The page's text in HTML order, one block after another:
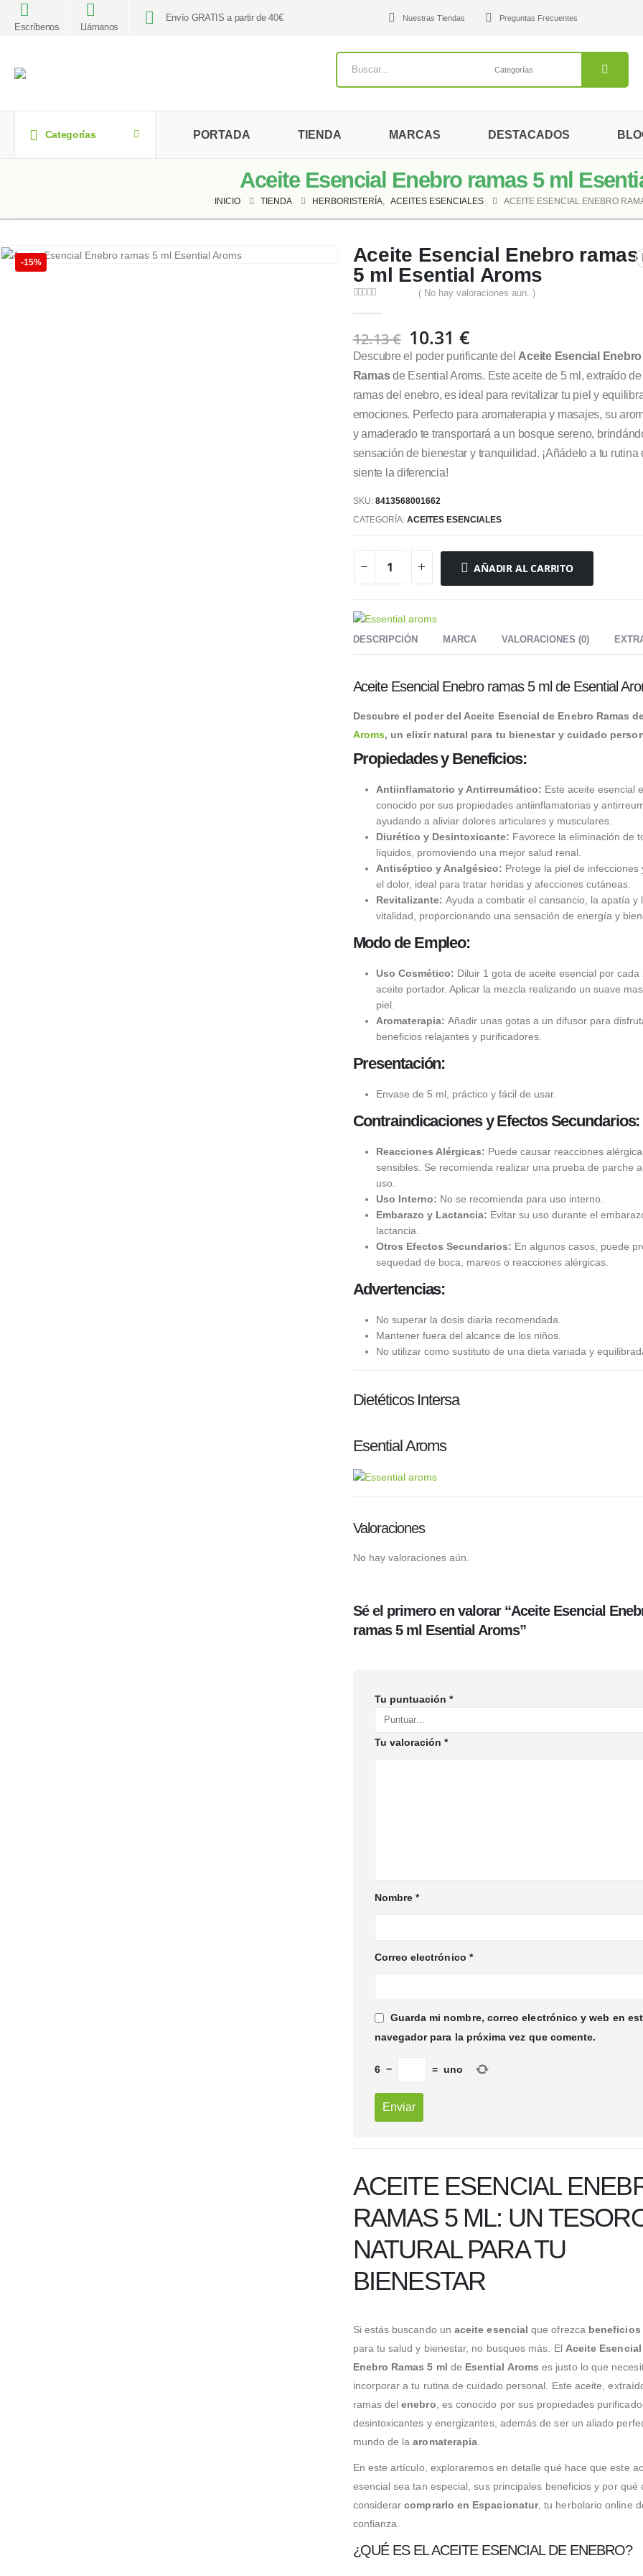
Escríbenos Llámanos
Envío GRATIS a partir de 40€ Nuestras Tiendas Preguntas Frecuentes
Categorías PORTADA TIENDA MARCAS DESTACADOS
Aceite Esencial Enebro ramas 5 ml
INICIO TIENDA HERBORISTERÍA, ACEITES ESENCIALES ACEITE ESENCIAL ENEBRO
-15%
Aceite Esencial Enebro ramas
5 ml Esential Aroms
( No hay valoraciones aún. )
12.13€ El
precio
original
era:
12.13 €.
10.31 €El
precio
actual
es:
10.31 €.
Descubre el poder purificante del Aceite Esencial Enebro
Ramasde Esential Aroms. Este aceite de 5 ml, extraído
ramas del enebro, es ideal para revitalizar tu piel y
emociones. Perfecto para aromaterapia y masajes, su
y amaderado te transportará a un bosque sereno,
sensación de bienestar y tranquilidad. ¡Añádelo a tu rutina
siente la diferencia!
SKU: 8413568001662
CATEGORÍA: ACEITES ESENCIALES
AÑADIR AL CARRITO
DESCRIPCIÓN MARCA VALORACIONES (0)
Aceite Esencial Enebro ramas 5 ml de Esential
Descubre el poder del Aceite Esencial de Enebro Ramas
Aroms, un elixir natural para tu bienestar y cuidado
Propiedades y Beneficios:
Antiinflamatorio y Antirreumático: Este aceite esencial
conocido por sus propiedades antiinflamatorias y
ayudando a aliviar dolores articulares y musculares.
Diurético y Desintoxicante: Favorece la eliminación de
líquidos, promoviendo una mejor salud renal.
Antiséptico y Analgésico: Protege la piel de infecciones
el dolor, ideal para tratar heridas y afecciones cutáneas.
Revitalizante: Ayuda a combatir el cansancio, la apatía y
vitalidad, proporcionando una sensación de energía y
Modo de Empleo:
Uso Cosmético: Diluir 1 gota de aceite esencial por cada
aceite portador. Aplicar la mezcla realizando un suave
piel.
Aromaterapia: Añadir unas gotas a un difusor para
beneficios relajantes y purificadores.
Presentación:
Envase de 5 ml, práctico y fácil de usar.
Contraindicaciones y Efectos Secundarios:
Reacciones Alérgicas: Puede causar reacciones
sensibles. Se recomienda realizar una prueba de parche
uso.
Uso Interno: No se recomienda para uso interno.
Embarazo y Lactancia: Evitar su uso durante el
lactancia.
Otros Efectos Secundarios: En algunos casos, puede
sequedad de boca, mareos o reacciones alérgicas.
Advertencias:
No superar la dosis diaria recomendada.
Mantener fuera del alcance de los niños.
No utilizar como sustituto de una dieta variada y
Dietéticos Intersa
Esential Aroms
Valoraciones
No hay valoraciones aún.
Sé el primero en valorar “Aceite Esencial
ramas 5 ml Esential Aroms”
Tu puntuación *
Tu valoración*
Nombre *
Correo electrónico *
Guarda mi nombre, correo electrónico y web en
navegador para la próxima vez que comente.
6 − = uno
ACEITE ESENCIAL
RAMAS 5 ML: UN
NATURAL PARA TU
BIENESTAR
Si estás buscando un aceite esencial que ofrezca
para tu salud y bienestar, no busques más. El Aceite
Enebro Ramas 5 ml de Esential Aroms es justo lo que
incorporar a tu rutina de cuidado personal. Este aceite,
ramas delenebro, es conocido por sus propiedades
desintoxicantes y energizantes, además de ser un aliado
mundo de laaromaterapia.
En este artículo, exploraremos en detalle qué hace que este
esencial sea tan especial, sus principales beneficios y por qué
considerarcomprarlo en Espacionatur, tu herbolario online
confianza.
¿QUÉ ES EL ACEITE ESENCIAL DE ENEBRO?